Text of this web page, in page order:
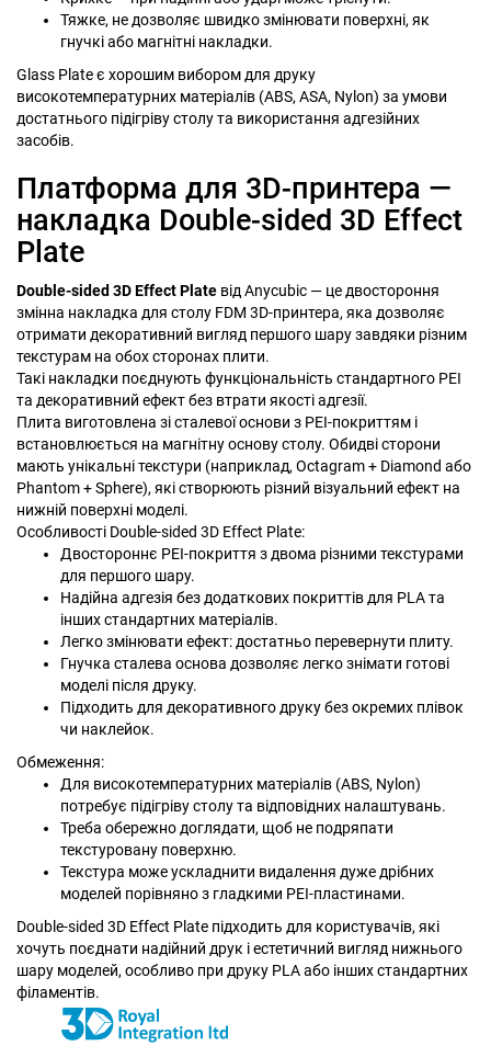
Тяжке, не дозволяє швидко змінювати поверхні, як
гнучкі або магнітні накладки.
Glass Plate є хорошим вибором для друку
високотемпературних матеріалів (ABS, ASA, Nylon) за умови
достатнього підігріву столу та використання адгезійних
засобів.
Платформа для 3D-принтера —
накладка Double-sided 3D Effect
Plate
Double-sided 3D Effect Plate від Anycubic — це двостороння
змінна накладка для столу FDM 3D-принтера, яка дозволяє
отримати декоративний вигляд першого шару завдяки різним
текстурам на обох сторонах плити.
Такі накладки поєднують функціональність стандартного PEI
та декоративний ефект без втрати якості адгезії.
Плита виготовлена зі сталевої основи з PEI-покриттям і
встановлюється на магнітну основу столу. Обидві сторони
мають унікальні текстури (наприклад, Octagram + Diamond або
Phantom + Sphere), які створюють різний візуальний ефект на
нижній поверхні моделі.
Особливості Double-sided 3D Effect Plate:
Двостороннє PEI-покриття з двома різними текстурами
для першого шару.
Надійна адгезія без додаткових покриттів для PLA та
інших стандартних матеріалів.
Легко змінювати ефект: достатньо перевернути плиту.
Гнучка сталева основа дозволяє легко знімати готові
моделі після друку.
Підходить для декоративного друку без окремих плівок
чи наклейок.
Обмеження:
Для високотемпературних матеріалів (ABS, Nylon)
потребує підігріву столу та відповідних налаштувань.
Треба обережно доглядати, щоб не подряпати
текстуровану поверхню.
Текстура може ускладнити видалення дуже дрібних
моделей порівняно з гладкими PEI-пластинами.
Double-sided 3D Effect Plate підходить для користувачів, які
хочуть поєднати надійний друк і естетичний вигляд нижнього
шару моделей, особливо при друку PLA або інших стандартних
філаментів.